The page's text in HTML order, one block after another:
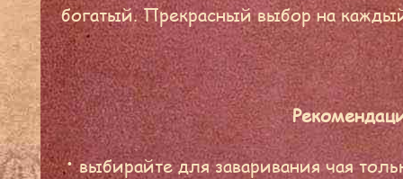
богатый. Прекрасный выбор на
выбирайте для заваривания чая